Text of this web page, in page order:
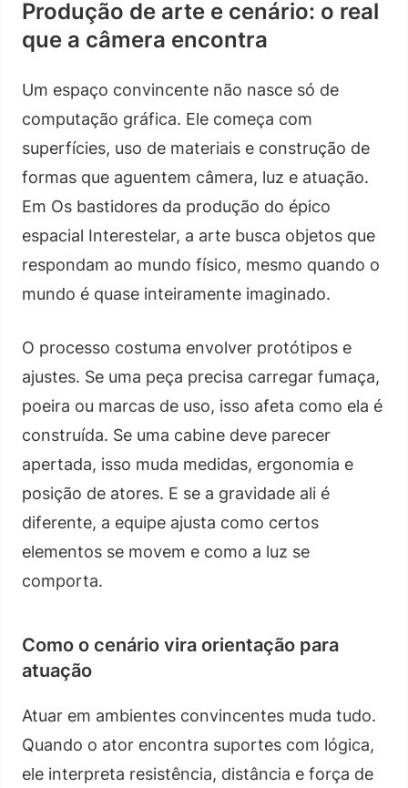
Produção de arte e cenário: o real
que a câmera encontra
Um espaço convincente não nasce só de
computação gráfica. Ele começa com
superfícies, uso de materiais e construção de
formas que aguentem câmera, luz e atuação.
Em Os bastidores da produção do épico
espacial Interestelar, a arte busca objetos que
respondam ao mundo físico, mesmo quando o
mundo é quase inteiramente imaginado.
O processo costuma envolver protótipos e
ajustes. Se uma peça precisa carregar fumaça,
poeira ou marcas de uso, isso afeta como ela é
construída. Se uma cabine deve parecer
apertada, isso muda medidas, ergonomia e
posição de atores. E se a gravidade ali é
diferente, a equipe ajusta como certos
elementos se movem e como a luz se
comporta.
Como o cenário vira orientação para
atuação
Atuar em ambientes convincentes muda tudo.
Quando o ator encontra suportes com lógica,
ele interpreta resistência, distância e força de